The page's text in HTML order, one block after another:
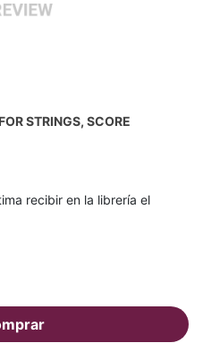
STRINGS, SCORE
recibir en la librería el